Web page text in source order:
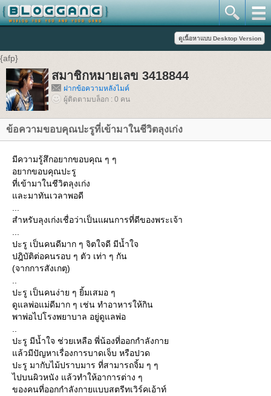
{afp}
สมาชิกหมายเลข 3418844
ฝากข้อความหลังไมค์
ผู้ติดตามบล็อก : 0 คน
ข้อความขอบคุณปะรูที่เข้ามาในชีวิตลุงเก่ง
มีความรู้สึกอยากขอบคุณ ๆ ๆ
อยากขอบคุณปะรู
ที่เข้ามาในชีวิตลุงเก่ง
และมาทันเวลาพอดี
สำหรับลุงเก่งเชื่อว่าเป็นแผนการที่ดีของพระเจ้า
ปะรู เป็นคนดีมาก ๆ จิตใจดี มีน้ำใจ
ปฎิบัติต่อคนรอบ ๆ ตัว เท่า ๆ กัน
(จากการสังเกตุ)
ปะรู เป็นคนง่าย ๆ ยิ้มเสมอ ๆ
ดูแลพ่อแม่ดีมาก ๆ เช่น ทำอาหารให้กิน
พาพ่อไปโรงพยาบาล อยู่ดูแลพ่อ
ปะรู มีน้ำใจ ช่วยเหลือ พี่น้องที่ออกกำลังกาย
แล้วมีปัญหาเรื่องการบาดเจ็บ หรือปวด
ปะรู มากับไม้ปราบมาร ที่สามารถจิ้ม ๆ ๆ
ไปบนผิวหนัง แล้วทำให้อาการต่าง ๆ
ของคนที่ออกกำลังกายแบบสตรีทเวิร์คเอ้าท์